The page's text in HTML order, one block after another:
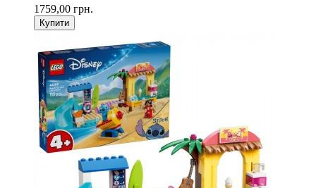
1759,00 грн.
Купити